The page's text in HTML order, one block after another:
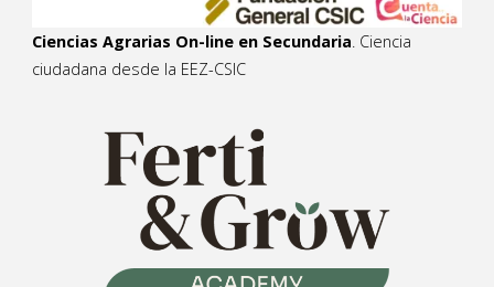
Ciencias Agrarias On-line en Secundaria. Ciencia
ciudadana desde la EEZ-CSIC